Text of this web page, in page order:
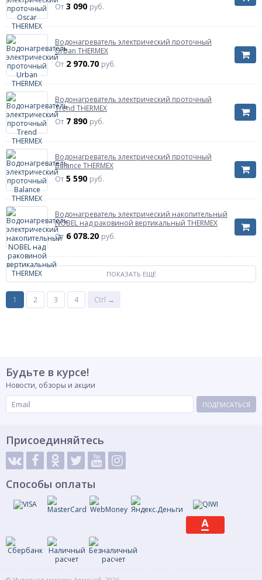
От 3 090 руб.
Водонагреватель электрический проточный
Urban THERMEX
От 2 970.70 руб.
Водонагреватель электрический проточный
Trend THERMEX
От 7 890 руб.
Водонагреватель электрический проточный
Balance THERMEX
От 5 590 руб.
Водонагреватель электрический накопительный
NOBEL над раковиной вертикальный THERMEX
От 6 078.20 руб.
ПОКАЗАТЬ ЕЩЁ
1 2 3 4 Ctrl →
Будьте в курсе!
Новости, обзоры и акции
ПОДПИСАТЬСЯ
Присоединяйтесь
Способы оплаты